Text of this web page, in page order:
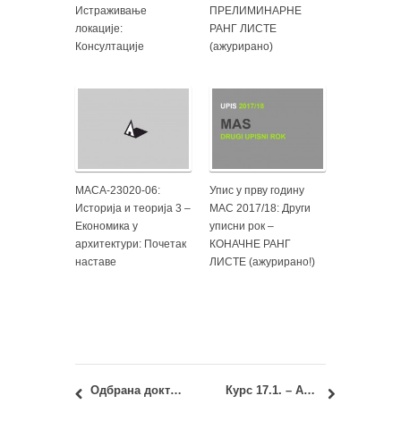
Истраживање
локације:
Консултације
ПРЕЛИМИНАРНЕ
РАНГ ЛИСТЕ
(ажурирано)
МАСА-23020-06:
Историја и теорија 3 –
Економика у
архитектури: Почетак
наставе
Упис у прву годину
МАС 2017/18: Други
уписни рок –
КОНАЧНЕ РАНГ
ЛИСТЕ (ажурирано!)
Одбрана докторске дисертације: мр Ана Никовић Курс 17.1. – Архитектура и уметност Европе у доба неокласицизма и романтизма: Пријављивање теме и израда семинарског рада